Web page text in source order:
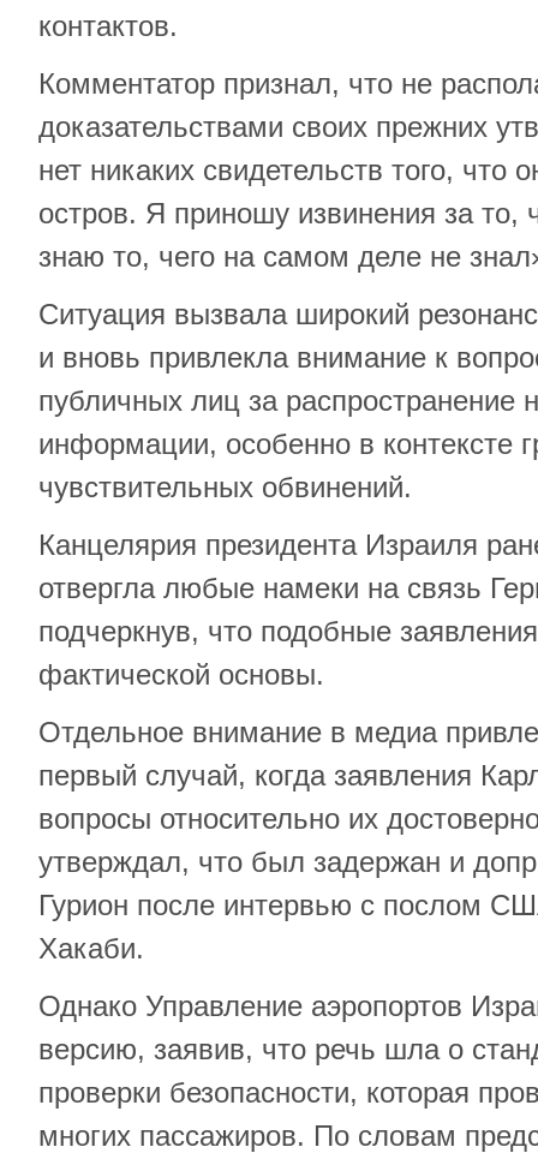
контактов.
Комментатор признал, что не
доказательствами своих прежних
нет никаких свидетельств того, что
остров. Я приношу извинения за то,
знаю то, чего на самом деле не
Ситуация вызвала широкий
и вновь привлекла внимание к
публичных лиц за распространение
информации, особенно в контексте
чувствительных обвинений.
Канцелярия президента Израиля
отвергла любые намеки на связь
подчеркнув, что подобные
фактической основы.
Отдельное внимание в медиа
первый случай, когда заявления
вопросы относительно их
утверждал, что был задержан и
Гурион после интервью с послом
Хакаби.
Однако Управление аэропортов
версию, заявив, что речь шла о
проверки безопасности, которая
многих пассажиров. По словам